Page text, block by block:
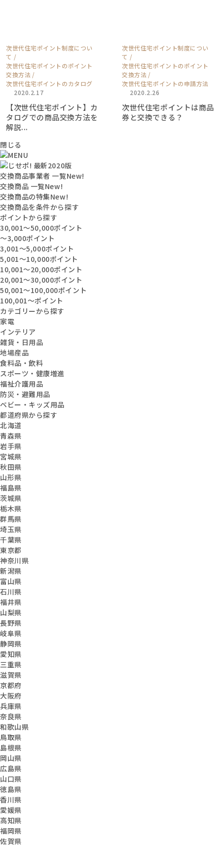
次世代住宅ポイント制度につい
て
次世代住宅ポイントのポイント
交換方法
次世代住宅ポイントのカタログ
2020.2.17
【次世代住宅ポイント】カ
タログでの商品交換方法を
解説...
次世代住宅ポイント制度につい
て
次世代住宅ポイントのポイント
交換方法
次世代住宅ポイントの申請方法
2020.2.26
次世代住宅ポイントは商品
券と交換できる？
閉じる
交換商品事業者 一覧New!
交換商品 一覧New!
交換商品の特集New!
交換商品を条件から探す
ポイントから探す
30,001〜50,000ポイント
〜3,000ポイント
3,001〜5,000ポイント
5,001〜10,000ポイント
10,001〜20,000ポイント
20,001〜30,000ポイント
50,001〜100,000ポイント
100,001〜ポイント
カテゴリーから探す
家電
インテリア
雑貨・日用品
地場産品
食料品・飲料
スポーツ・健康増進
福祉介護用品
防災・避難用品
ベビー・キッズ用品
都道府県から探す
北海道
青森県
岩手県
宮城県
秋田県
山形県
福島県
茨城県
栃木県
群馬県
埼玉県
千葉県
東京都
神奈川県
新潟県
富山県
石川県
福井県
山梨県
長野県
岐阜県
静岡県
愛知県
三重県
滋賀県
京都府
大阪府
兵庫県
奈良県
和歌山県
鳥取県
島根県
岡山県
広島県
山口県
徳島県
香川県
愛媛県
高知県
福岡県
佐賀県